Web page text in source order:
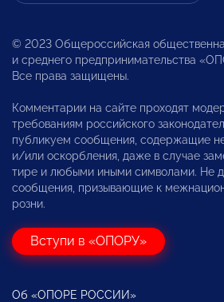
© 2023 Общероссийская
и среднего предпринимательства
Все права защищены.
Комментарии на сайте проходят
требованиям российского
публикуем сообщения, содержащие
и/или оскорбления, даже в случае
тире и любыми иными символами. Не
сообщения, призывающие к
розни.
Вступи в «ОПОРУ»
Об «ОПОРЕ РОССИИ»